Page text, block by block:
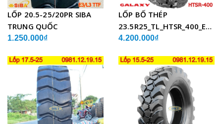
LỐP 20.5-25/20PR SIBA
TRUNG QUỐC
1.250.000₫
LỐP BỐ THÉP
23.5R25_TL_HTSR_400_E4/
ẤN ĐỘ
4.200.000₫